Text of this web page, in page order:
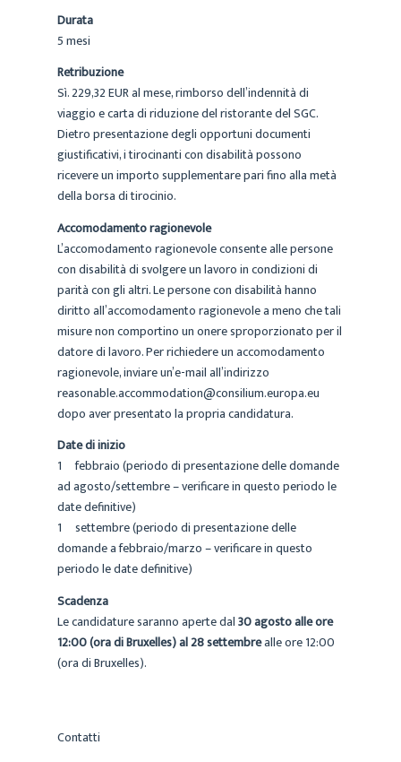
Durata
5 mesi
Retribuzione
Sì. 229,32 EUR al mese, rimborso dell’indennità di
viaggio e carta di riduzione del ristorante del SGC.
Dietro presentazione degli opportuni documenti
giustificativi, i tirocinanti con disabilità possono
ricevere un importo supplementare pari fino alla metà
della borsa di tirocinio.
Accomodamento ragionevole
L’accomodamento ragionevole consente alle persone
con disabilità di svolgere un lavoro in condizioni di
parità con gli altri. Le persone con disabilità hanno
diritto all’accomodamento ragionevole a meno che tali
misure non comportino un onere sproporzionato per il
datore di lavoro. Per richiedere un accomodamento
ragionevole, inviare un’e-mail all’indirizzo
reasonable.accommodation@consilium.europa.eu
dopo aver presentato la propria candidatura.
Date di inizio
1º febbraio (periodo di presentazione delle domande
ad agosto/settembre – verificare in questo periodo le
date definitive)
1º settembre (periodo di presentazione delle
domande a febbraio/marzo – verificare in questo
periodo le date definitive)
Scadenza
Le candidature saranno aperte dal30 agosto alle ore
12:00 (ora di Bruxelles) al 28 settembrealle ore 12:00
(ora di Bruxelles).
Contatti